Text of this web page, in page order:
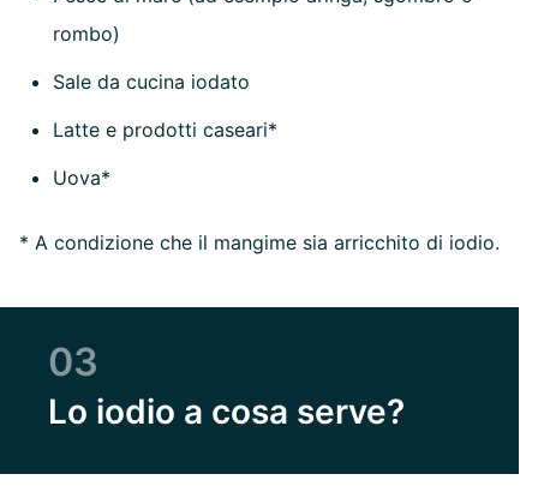
rombo)
Sale da cucina iodato
Latte e prodotti caseari*
Uova*
* A condizione che il mangime sia arricchito di iodio.
03
Lo iodio a cosa serve?